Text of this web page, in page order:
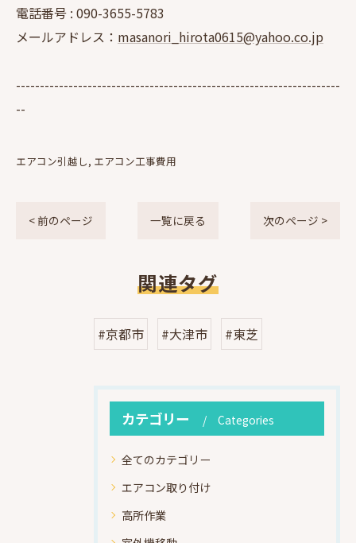
電話番号 : 090-3655-5783
メールアドレス： masanori_hirota0615@yahoo.co.jp
--------------------------------------------------------------------
--
エアコン引越し エアコン工事費用
< 前のページ 一覧に戻る 次のページ >
関連タグ
#京都市 #大津市 #東芝
カテゴリー Categories
全てのカテゴリー
エアコン取り付け
高所作業